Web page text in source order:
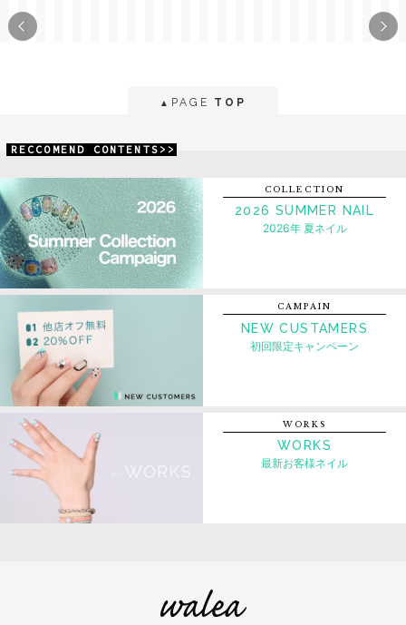
▲ PAGE TOP
RECCOMEND CONTENTS>>
COLLECTION
2026 SUMMER NAIL
2026年 夏ネイル
CAMPAIN
NEW CUSTAMERS
初回限定キャンペーン
WORKS
WORKS
最新お客様ネイル